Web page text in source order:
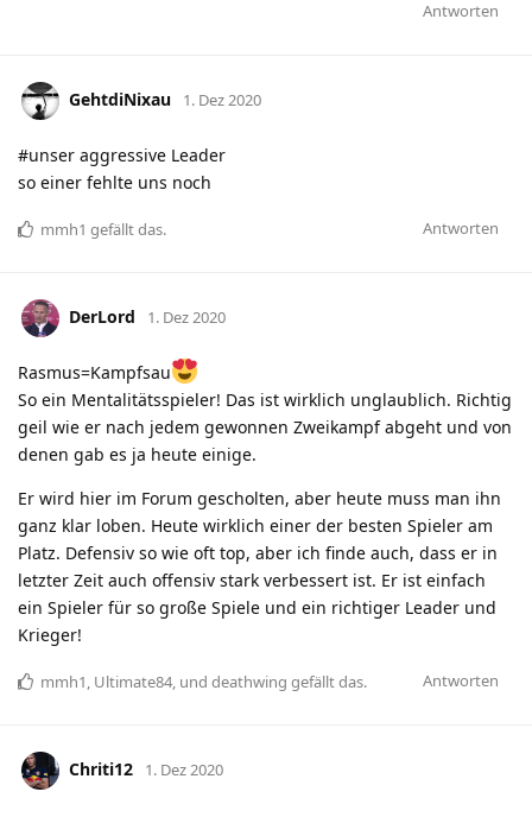
Antworten
GehtdiNixau 1. Dez 2020
#unser aggressive Leader
so einer fehlte uns noch
Antworten
mmh1 gefällt das.
DerLord 1. Dez 2020
Rasmus=Kampfsau
So ein Mentalitätsspieler! Das ist wirklich unglaublich. Richtig
geil wie er nach jedem gewonnen Zweikampf abgeht und von
denen gab es ja heute einige.
Er wird hier im Forum gescholten, aber heute muss man ihn
ganz klar loben. Heute wirklich einer der besten Spieler am
Platz. Defensiv so wie oft top, aber ich finde auch, dass er in
letzter Zeit auch offensiv stark verbessert ist. Er ist einfach
ein Spieler für so große Spiele und ein richtiger Leader und
Krieger!
Antworten
mmh1, Ultimate84, und deathwing gefällt das.
Chriti12 1. Dez 2020